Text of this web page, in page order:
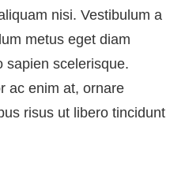
nisi. Vestibulum a
metus eget diam
sapien scelerisque.
ac enim at, ornare
risus ut libero tincidunt